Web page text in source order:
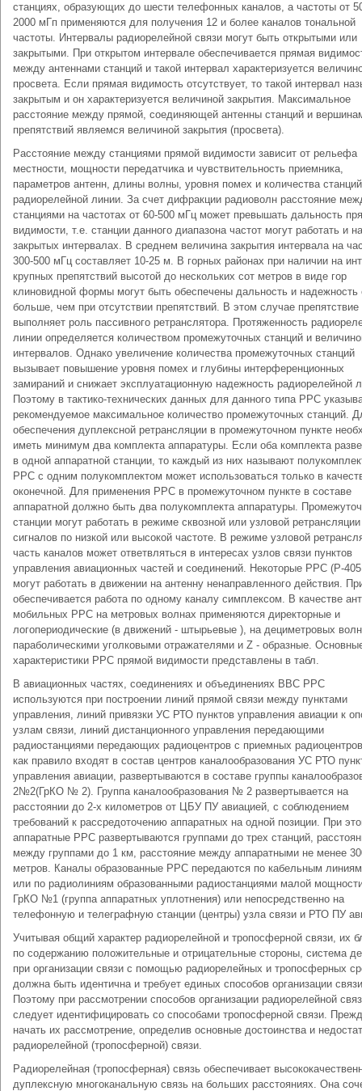
станциях, образующих до шести телефонных каналов, а частоты от
2000 мГп применяются для получения 12 и более каналов тональной
частоты. Интервалы радиорелейной связи могут быть открытыми или
закрытыми. При открытом интервале обеспечивается прямая
между антеннами станций и такой интервал характеризуется
просвета. Если прямая видимость отсутствует, то такой интервал
закрытым и он характеризуется величиной закрытия. Максимальное
расстояние между прямой, соединяющей антенны станций и
препятствий являемся величиной закрытия (просвета).
Расстояние между станциями прямой видимости зависит от рельефа
местности, мощности передатчика и чувствительность приемника,
параметров антенн, длины волны, уровня помех и количества
радиорелейной линии. За счет дифракции радиоволн расстояние
станциями на частотах от 60-500 мГц может превышать дальность
видимости, т.е. станции данного диапазона частот могут работать и на
закрытых интервалах. В среднем величина закрытия интервала на
300-500 мГц составляет 10-25 м. В горных районах при наличии на
крупных препятствий высотой до нескольких сот метров в виде гор
клиновидной формы могут быть обеспечены дальность и надежность
больше, чем при отсутствии препятствий. В этом случае препятствие
выполняет роль пассивного ретранслятора. Протяженность
линии определяется количеством промежуточных станций и
интервалов. Однако увеличение количества промежуточных станций
вызывает повышение уровня помех и глубины интерференционных
замираний и снижает эксплуатационную надежность радиорелейной
Поэтому в тактико-технических данных для данного типа РРС
рекомендуемое максимальное количество промежуточных станций.
обеспечения дуплексной ретрансляции в промежуточном пункте
иметь минимум два комплекта аппаратуры. Если оба комплекта
в одной аппаратной станции, то каждый из них называют
РРС с одним полукомплектом может использоваться только в
оконечной. Для применения РРС в промежуточном пункте в составе
аппаратной должно быть два полукомплекта аппаратуры.
станции могут работать в режиме сквозной или узловой ретрансляции
сигналов по низкой или высокой частоте. В режиме узловой
часть каналов может ответвляться в интересах узлов связи пунктов
управления авиационных частей и соединений. Некоторые РРС (Р-
могут работать в движении на антенну ненаправленного действия.
обеспечивается работа по одному каналу симплексом. В качестве
мобильных РРС на метровых волнах применяются директорные и
логопериодические (в движений - штырьевые ), на дециметровых
параболическими уголковыми отражателями и Z - образные.
характеристики РРС прямой видимости представлены в табл.
В авиационных частях, соединениях и объединениях ВВС РРС
используются при построении линий прямой связи между пунктами
управления, линий привязки УС РТО пунктов управления авиации к
узлам связи, линий дистанционного управления передающими
радиостанциями передающих радиоцентров с приемных
как правило входят в состав центров каналообразования УС РТО
управления авиации, развертываются в составе группы
2№2(ГрКО № 2). Группа каналообразования № 2 развертывается на
расстоянии до 2-х километров от ЦБУ ПУ авиацией, с соблюдением
требований к рассредоточению аппаратных на одной позиции. При
аппаратные РРС развертываются группами до трех станций,
между группами до 1 км, расстояние между аппаратными не менее
метров. Каналы образованные РРС передаются по кабельным
или по радиолиниям образованными радиостанциями малой
ГрКО №1 (группа аппаратных уплотнения) или непосредственно на
телефонную и телеграфную станции (центры) узла связи и РТО ПУ
Учитывая общий характер радиорелейной и тропосферной связи, их
по содержанию положительные и отрицательные стороны, система
при организации связи с помощью радиорелейных и тропосферных
должна быть идентична и требует единых способов организации
Поэтому при рассмотрении способов организации радиорелейной
следует идентифицировать со способами тропосферной связи.
начать их рассмотрение, определив основные достоинства и
радиорелейной (тропосферной) связи.
Радиорелейная (тропосферная) связь обеспечивает
дуплексную многоканальную связь на больших расстояниях. Она